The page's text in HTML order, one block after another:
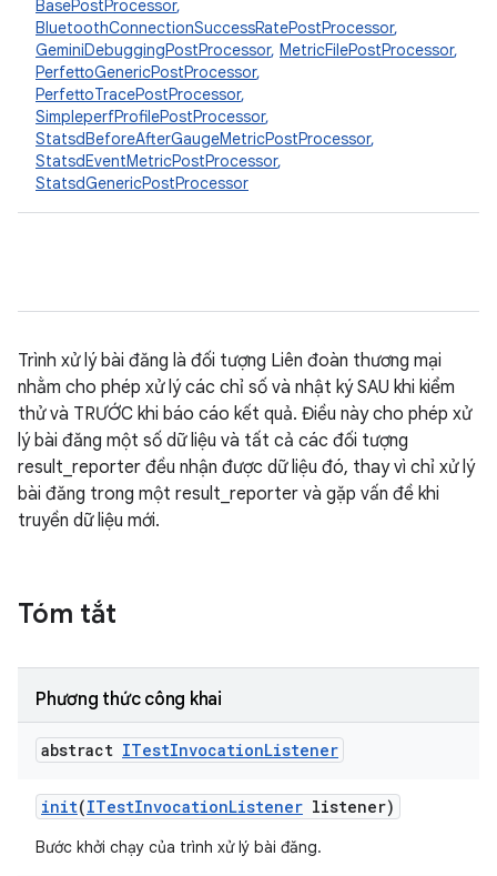
BasePostProcessor,
BluetoothConnectionSuccessRatePostProcessor,
GeminiDebuggingPostProcessor, MetricFilePostProcessor,
PerfettoGenericPostProcessor,
PerfettoTracePostProcessor,
SimpleperfProfilePostProcessor,
StatsdBeforeAfterGaugeMetricPostProcessor,
StatsdEventMetricPostProcessor,
StatsdGenericPostProcessor
Trình xử lý bài đăng là đối tượng Liên đoàn thương mại
nhằm cho phép xử lý các chỉ số và nhật ký SAU khi kiểm
thử và TRƯỚC khi báo cáo kết quả. Điều này cho phép xử
lý bài đăng một số dữ liệu và tất cả các đối tượng
result_reporter đều nhận được dữ liệu đó, thay vì chỉ xử lý
bài đăng trong một result_reporter và gặp vấn đề khi
truyền dữ liệu mới.
Tóm tắt
Phương thức công khai
abstract ITestInvocationListener
init(ITestInvocationListener listener)
Bước khởi chạy của trình xử lý bài đăng.